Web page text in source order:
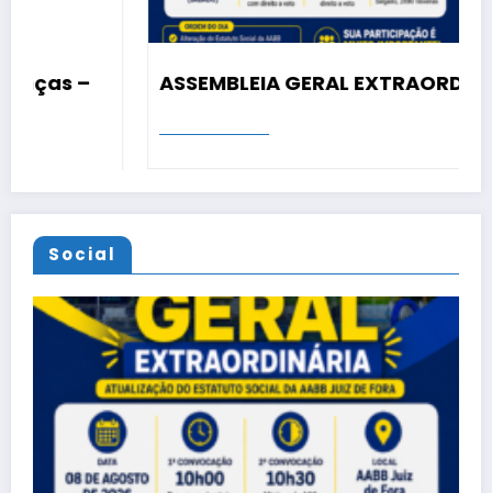
ASSEMBLEIA GERAL EXTRAORDINÁRIA
Social